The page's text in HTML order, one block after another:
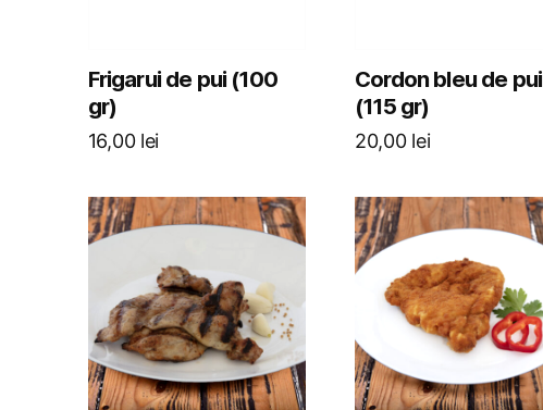
Frigarui de pui (100
gr)
16,00 lei
Cordon bleu de pui
(115 gr)
20,00 lei